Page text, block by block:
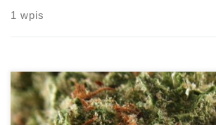
1 wpis
Ilość THC: 23 procent. Ilość CBD: 0.1 procent.